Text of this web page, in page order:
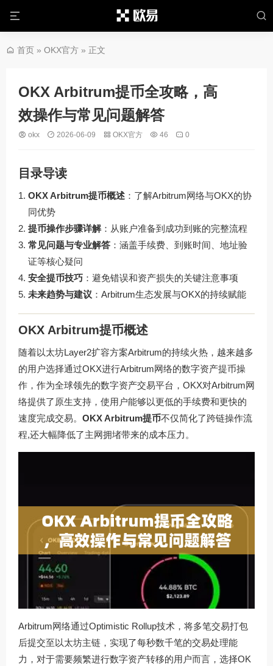
首页 » OKX官方 » 正文
OKX Arbitrum提币全攻略，高
效操作与常见问题解答
okx 2026-06-09 OKX官方 46 0
目录导读
OKX Arbitrum提币概述 ：了解Arbitrum网络与OKX的协
同优势
提币操作步骤详解：从账户准备到成功到账的完整流程
常见问题与专业解答 ：涵盖手续费、到账时间、地址验
证等核心疑问
安全提币技巧 ：避免错误和资产损失的关键注意事项
未来趋势与建议 ：Arbitrum生态发展与OKX的持续赋能
OKX Arbitrum提币概述
随着以太坊Layer2扩容方案Arbitrum的持续火热，越来越多
的用户选择通过OKX进行Arbitrum网络的数字资产提币操
作，作为全球领先的数字资产交易平台，OKX对Arbitrum网
络提供了原生支持，使用户能够以更低的手续费和更快的
速度完成交易。 OKX Arbitrum提币不仅简化了跨链操作流
程,还大幅降低了主网拥堵带来的成本压力。
Arbitrum网络通过Optimistic Rollup技术，将多笔交易打包
后提交至以太坊主链，实现了每秒数千笔的交易处理能
力，对于需要频繁进行数字资产转移的用户而言，选择OK